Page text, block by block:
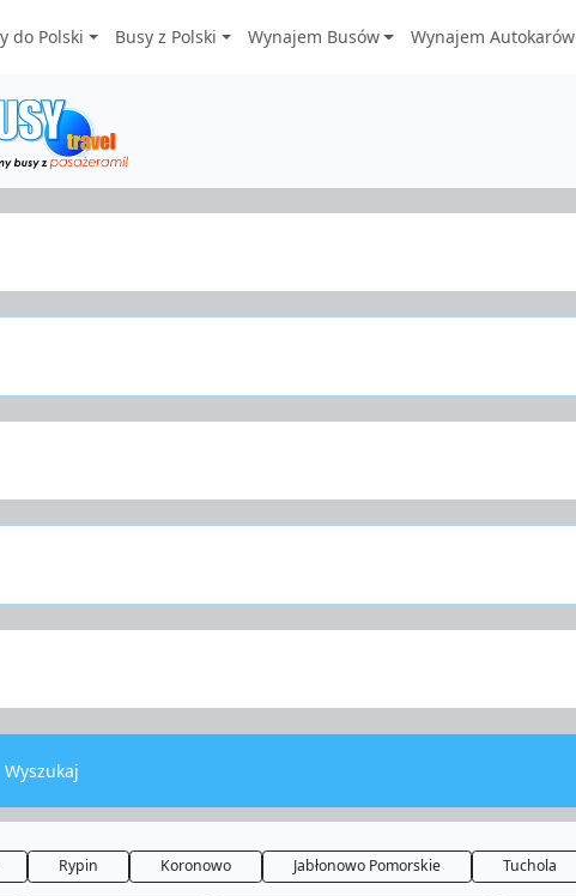
do Polski Busy z Polski Wynajem Busów Wynajem Autokarów
Wyszukaj
Rypin Koronowo Jabłonowo Pomorskie Tuchola